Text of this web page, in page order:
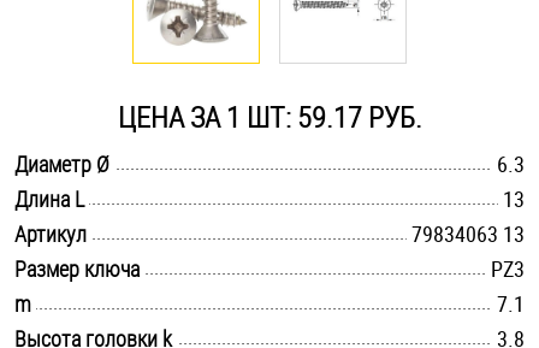
Саморезы и шурупы
Такелаж
Хомуты
Шайбы
ЦЕНА ЗА 1 ШТ: 59.17 РУБ.
Диаметр Ø
6.3
Длина L
13
Артикул
79834063 13
Размер ключа
PZ3
m
7.1
Высота головки k
3.8